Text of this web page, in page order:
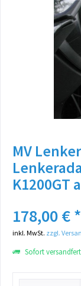
MV
K1200GT
178,00 € *
inkl. MwSt. zzgl.
Sofort